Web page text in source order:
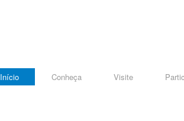
Início Conheça Visite